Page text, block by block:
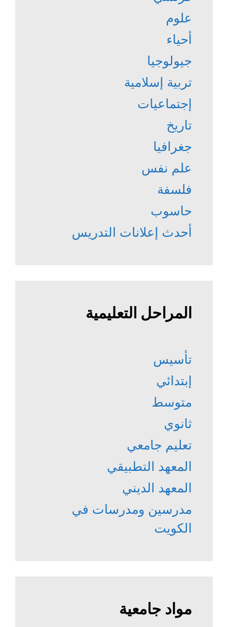
علوم
أحياء
جيولوجيا
تربية إسلامية
إجتماعيات
تاريخ
جغرافيا
علم نفس
فلسفة
حاسوب
أحدث إعلانات التدريس
المراحل التعليمية
تأسيس
إبتدائي
متوسط
ثانوي
تعليم جامعي
المعهد التطبيقي
المعهد الديني
مدرسين ومدرسات في
الكويت
مواد جامعية